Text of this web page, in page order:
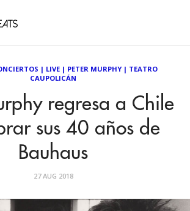
| LIVE| PETER MURPHY| TEATRO
CAUPOLICÁN
regresa a Chile
sus 40 años de
Bauhaus
27 AUG 2018